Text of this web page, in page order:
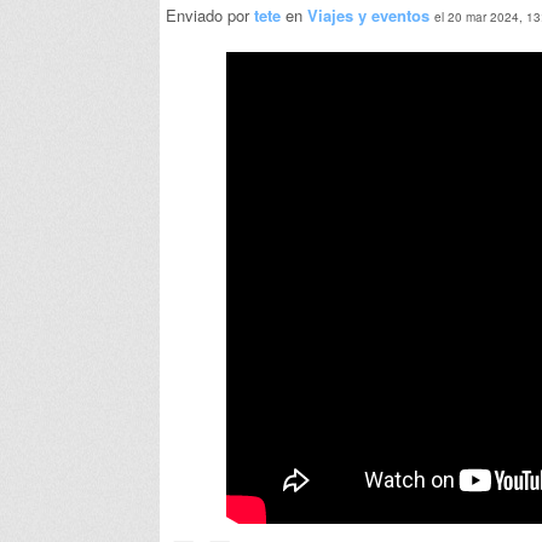
Enviado portete en Viajes y eventos el 20 mar 2024,